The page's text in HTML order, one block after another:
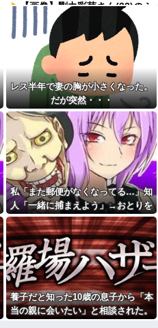
【画像】剛力彩芽さん(32)のふ
っくらお胸、エ□ッッッッッッッ
ッッッッッッッッ！
本屋に現れた異臭＆浮浪者風
の男、ペタンコのボストンバッ
グをパンパンにして無会計で退
店！Gメンに確保され「なん
で？」と本気で困惑ｗｗｗ
【気分悪ぃ】彼氏がトンカツ
食べたくない理由がクズすぎて...
ｗｗｗｗ
義弟嫁が私にケンカ売って、
義妹が買った流れになってしま
った。その勘違いが思わぬ方向
へ転がっていき…
猫って、年数が経てば立つほ
ど距離が近くなるのかな。最近
は、枕の横で寝てる。【再】
24歳年収550万ワイ、高級車も
豪邸も買えない人生が確定して
いる事実に咽び泣く
冷蔵庫あけたらパイナップル
があって友人が食ったら、友人
ところのジジイが買ったたくあ
んだったんだか
【腹筋崩壊】見た瞬間吹いた
画像を貼っていくスレｗｗｗｗ
【修羅場】父の浮気相手がま
さかの男！？私が突き止めた結
果ｗｗｗｗ
レス半年で妻の胸が小さくなった。
だが突然・・・
私「また郵便がなくなってる…」知
人「一緒に捕まえよう」→おとりを
仕掛けたら泥奥がまんまと引っかか
り…
養子だと知った10歳の息子から「本
当の親に会いたい」と相談された。